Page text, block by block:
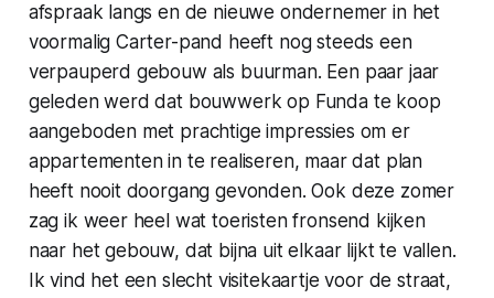
afspraak langs en de nieuwe ondernemer in het
voormalig Carter-pand heeft nog steeds een
verpauperd gebouw als buurman. Een paar jaar
geleden werd dat bouwwerk op Funda te koop
aangeboden met prachtige impressies om er
appartementen in te realiseren, maar dat plan
heeft nooit doorgang gevonden. Ook deze zomer
zag ik weer heel wat toeristen fronsend kijken
naar het gebouw, dat bijna uit elkaar lijkt te vallen.
Ik vind het een slecht visitekaartje voor de straat,